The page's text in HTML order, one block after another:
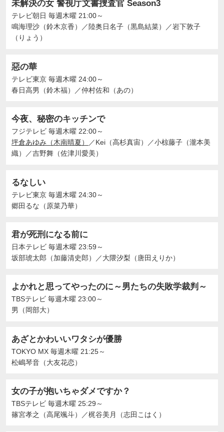
未解決の女 警視庁文書捜査官 Season3
テレビ朝日 毎週木曜 21:00～
鳴海理沙（鈴木京香）
／陸奥日名子（黒島結菜） ／岩下敦子
（りょう）
惡の華
テレビ東京 毎週木曜 24:00～
春日高男（鈴木福）
／仲村佐和（あの）
今夜、秘密のキッチンで
フジテレビ 毎週木曜 22:00～
坪倉あゆみ（木南晴夏）
／Kei（高杉真宙） ／小椋藤子（瀧本美
織）
／吉野舞（佐津川愛美）
るなしい
テレビ東京 毎週木曜 24:30～
郷田るな（原菜乃華）
君が死刑になる前に
日本テレビ 毎週木曜 23:59～
坂部琥太郎（加藤清史郎）
／大隈汐梨（唐田えりか）
よかれと思ってやったのに～男たちの失敗学裁判～
TBSテレビ 毎週木曜 23:00～
男（岡部大）
あざとかわいいワタシが優勝
TOKYO MX 毎週木曜 21:25～
松嶋琴音（大友花恋）
女の子が抱いちゃダメですか？
TBSテレビ 毎週木曜 25:29～
篠宮孝之（高尾颯斗）
／梶谷美月（志田こはく）